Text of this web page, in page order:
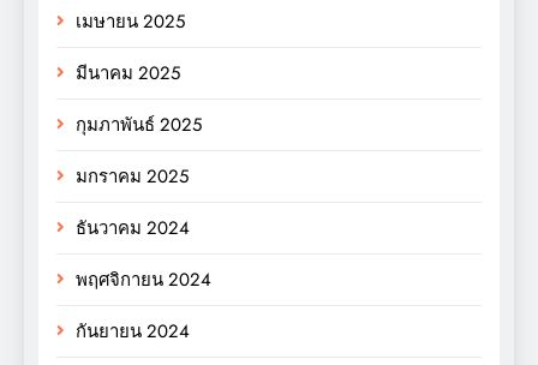
เมษายน 2025
มีนาคม 2025
กุมภาพันธ์ 2025
มกราคม 2025
ธันวาคม 2024
พฤศจิกายน 2024
กันยายน 2024